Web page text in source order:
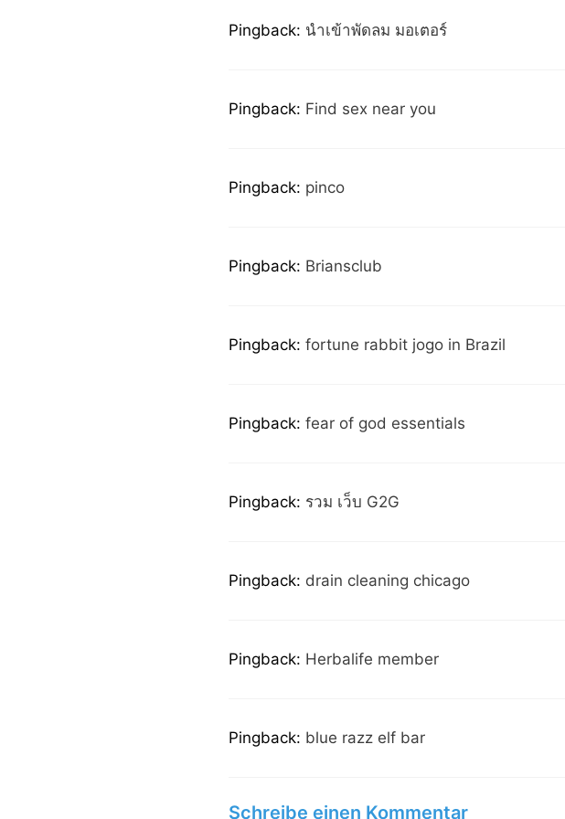
Pingback: นำเข้าพัดลม มอเตอร์
Pingback: Find sex near you
Pingback: pinco
Pingback: Briansclub
Pingback: fortune rabbit jogo in Brazil
Pingback: fear of god essentials
Pingback: รวม เว็บ G2G
Pingback: drain cleaning chicago
Pingback: Herbalife member
Pingback: blue razz elf bar
Schreibe einen Kommentar